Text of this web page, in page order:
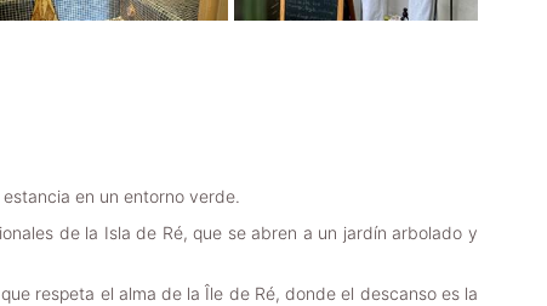
en un entorno verde.
de la Isla de Ré, que se abren a un jardín arbolado y
respeta el alma de la Île de Ré, donde el descanso es la